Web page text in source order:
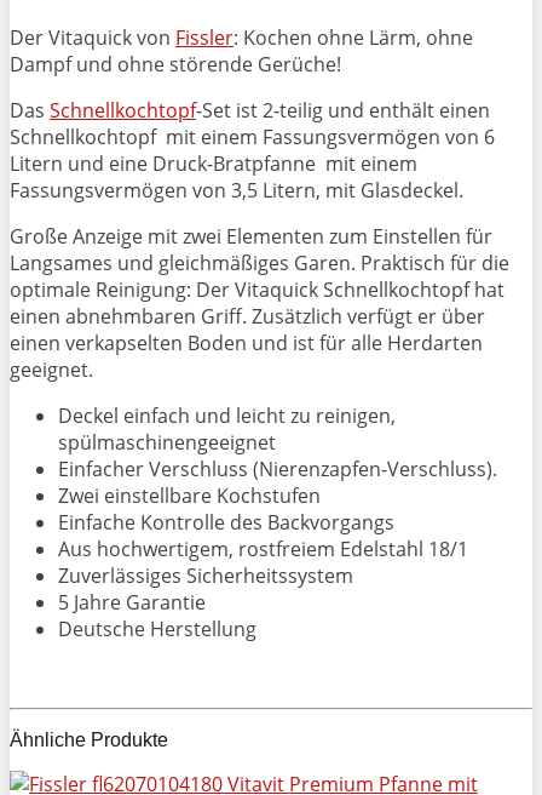
Der Vitaquick von Fissler: Kochen ohne Lärm, ohne
Dampf und ohne störende Gerüche!
Das Schnellkochtopf-Set ist 2-teilig und enthält einen
Schnellkochtopf mit einem Fassungsvermögen von 6
Litern und eine Druck-Bratpfanne mit einem
Fassungsvermögen von 3,5 Litern, mit Glasdeckel.
Große Anzeige mit zwei Elementen zum Einstellen für
Langsames und gleichmäßiges Garen. Praktisch für die
optimale Reinigung: Der Vitaquick Schnellkochtopf hat
einen abnehmbaren Griff. Zusätzlich verfügt er über
einen verkapselten Boden und ist für alle Herdarten
geeignet.
Deckel einfach und leicht zu reinigen,
spülmaschinengeeignet
Einfacher Verschluss (Nierenzapfen-Verschluss).
Zwei einstellbare Kochstufen
Einfache Kontrolle des Backvorgangs
Aus hochwertigem, rostfreiem Edelstahl 18/1
Zuverlässiges Sicherheitssystem
5 Jahre Garantie
Deutsche Herstellung
Ähnliche Produkte